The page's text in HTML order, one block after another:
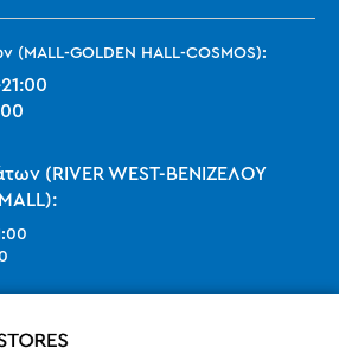
GOLDEN HALL-COSMOS):
21:00
(RIVER WEST-ΒΕΝΙΖΕΛΟΥ
(SMART PARK):